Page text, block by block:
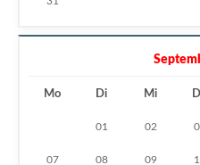
Mo Di Mi
01 02
07 08 09